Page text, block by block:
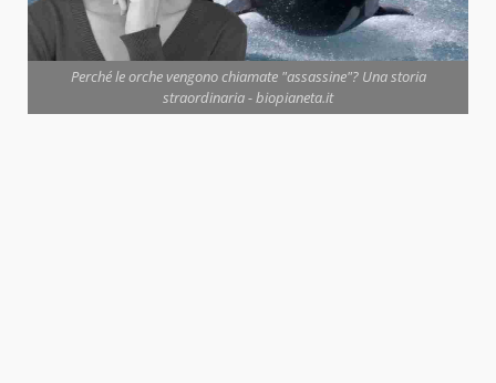
Perché le orche vengono chiamate "assassine"? Una storia
straordinaria - biopianeta.it